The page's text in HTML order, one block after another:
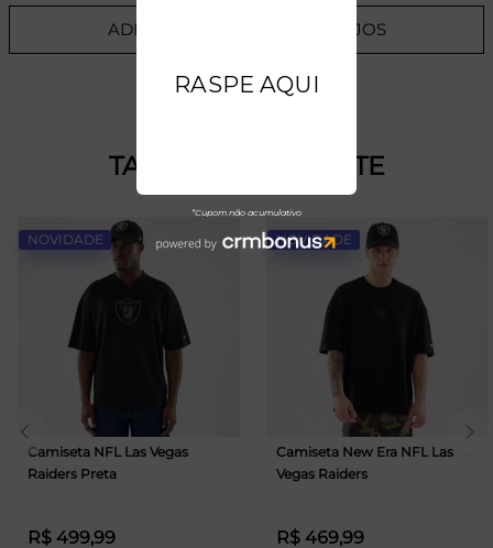
ADICIONAR A LISTA DE DESEJOS
TALVEZ VOCÊ GOSTE
NOVIDADE
Camiseta NFL Las Vegas
Raiders Preta
R$ 499,99
NOVIDADE
Camiseta New Era NFL Las
Vegas Raiders
R$ 469,99